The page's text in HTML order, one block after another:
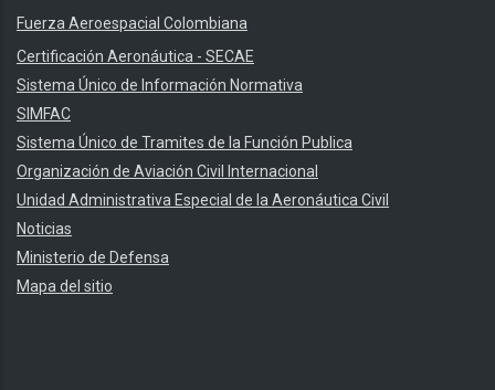
Fuerza Aeroespacial Colombiana
Certificación Aeronáutica - SECAE
Sistema Único de Información Normativa
SIMFAC
Sistema Único de Tramites de la Función Publica
Organización de Aviación Civil Internacional
Unidad Administrativa Especial de la Aeronáutica Civil
Noticias
Ministerio de Defensa
Mapa del sitio